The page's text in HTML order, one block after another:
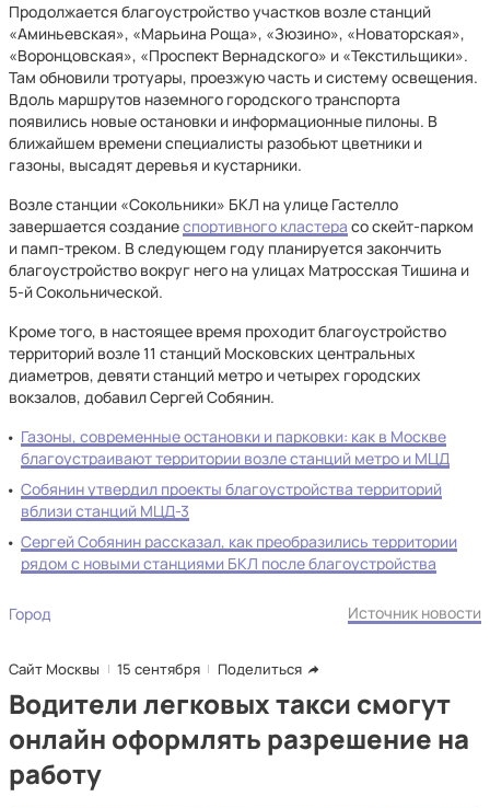
Продолжается благоустройство участков возле станций
«Аминьевская», «Марьина Роща», «Зюзино», «Новаторская»,
«Воронцовская», «Проспект Вернадского» и «Текстильщики».
Там обновили тротуары, проезжую часть и систему освещения.
Вдоль маршрутов наземного городского транспорта
появились новые остановки и информационные пилоны. В
ближайшем времени специалисты разобьют цветники и
газоны, высадят деревья и кустарники.
Возле станции «Сокольники» БКЛ на улице Гастелло
завершается созданиеспортивного кластера со скейт-парком
и памп-треком. В следующем году планируется закончить
благоустройство вокруг него на улицах Матросская Тишина и
5-й Сокольнической.
Кроме того, в настоящее время проходит благоустройство
территорий возле 11 станций Московских центральных
диаметров, девяти станций метро и четырех городских
вокзалов, добавил Сергей Собянин.
Газоны, современные остановки и парковки: как в Москве
благоустраивают территории возле станций метро и МЦД
Собянин утвердил проекты благоустройства территорий
вблизи станций МЦД-3
Сергей Собянин рассказал, как преобразились территории
рядом с новыми станциями БКЛ после благоустройства
Город Источник новости
Сайт Москвы 15 сентября Поделиться
Водители легковых такси смогут
онлайн оформлять разрешение на
работу